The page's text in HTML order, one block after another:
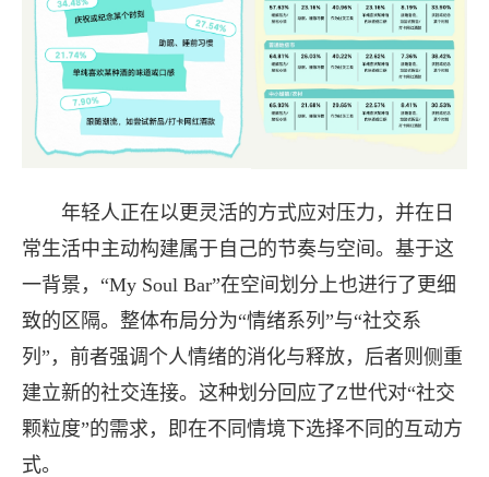
年轻人正在以更灵活的方式应对压力，并在日
常生活中主动构建属于自己的节奏与空间。基于这
一背景，“My Soul Bar”在空间划分上也进行了更细
致的区隔。整体布局分为“情绪系列”与“社交系
列”，前者强调个人情绪的消化与释放，后者则侧重
建立新的社交连接。这种划分回应了Z世代对“社交
颗粒度”的需求，即在不同情境下选择不同的互动方
式。